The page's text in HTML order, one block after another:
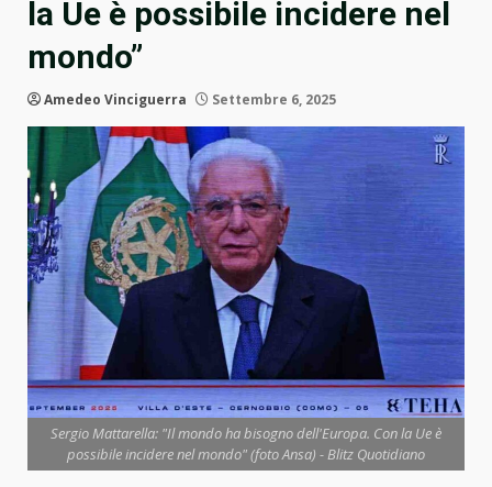
la Ue è possibile incidere nel
mondo”
Amedeo Vinciguerra Settembre 6, 2025
Sergio Mattarella: "Il mondo ha bisogno dell'Europa. Con la Ue è
possibile incidere nel mondo" (foto Ansa) - Blitz Quotidiano